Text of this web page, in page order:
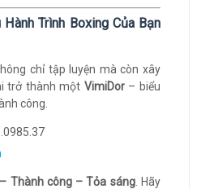
Trình Boxing Của Bạn
chỉ tập luyện mà còn xây
trở thành một VimiDor– biểu
công.
Thành công – Tỏa sáng. Hãy